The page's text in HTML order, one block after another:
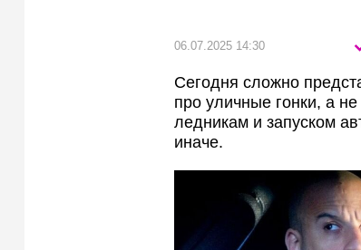
06.07.2025 14:30
Сегодня сложно
про уличные гонки, а
ледникам и запуском
иначе.